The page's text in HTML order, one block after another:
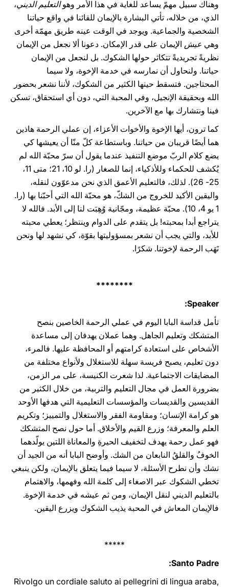
وهناك سبيل مهمّ يساعد للغاية في هذا الأمر وهوالتعليم الديني،
الذي، من خلاله، تأتي البشارة بالإيمان للقائنا في واقع حياتنا
الشخصية والجماعية. ويوجد في الوقت عينه طريق مهمّة أخرى
وهي عيش الإيمان على قدر الإمكان. دعونا ألا نجعل من الإيمان
نظريةً تجريديةً تتكاثر حولها الشكوك. بل لنجعل من الإيمان
حياتنا. ولنحاول أن نمارسه في خدمة الإخوة، ولا سيما
المحتاجين. فتسقط حينها الكثير من الشكوك، لأننا نشعر بحضور
الله وبحقيقة الإنجيل، وفي المحبة التي، دون أي استحقاق، تسكن
فينا ونتشارك بها مع الآخرين.
كما ترون، أيها الإخوة والأخوات الأعزاء، إن عملي الرحمة هاذين
هما أيضًا قريبان من حياتنا. وباستطاعة كلّ منّا أن يعيشها كي
يضع كلام الربّ موضع التنفيذ عندما يقول أن سرّ محبّة الله لم
يُكشف للحكماء وللأذكياء، إنما للصغار (را. لو 10، 21؛ متى 11،
25- 26). لذلك، فالتعليم الأعمق الذي نحن مدعوّون لنقله،
واليقين الأكيد للخروج من الشكّ، هو محبّة الله التي أحبّنا بها (را.
1 يو 4، 10). محبّة عظيمة، ومجّانية وُهِبَت لنا إلى الأبد. فالله لا
يتراجع أبدا بمحبته! بل يتقدم على الدوام وينتظر؛ يعطي محبته
للأبد، والتي يجب أن نشعر بمسؤوليتها بقوّة، كي نشهد لها ونحن
نَهَب الرحمة لإخوتنا. شكرًا.
********
Speaker:
تأمل قداسة البابا اليوم في عملي الرحمة الخاصين بنصح
المتشكك وتعليم الجاهل. وهما عملان يهدفان إلى ‏مساعدة
‏الأشخاص على استعادة كرامتهم أو المحافظة عليها. فالمرء،
دون تعليم، يصبح فريسة سهلة للاستغلال ‏ولأنواع مختلفة من
‏المضايقات الاجتماعية. لذا شعرت الكنيسة، على مر الزمن،
بضرورة العمل في مجال التعليم ‏والتربية، من خلال الكثير من
‏القديسين والقديسات والمؤسسات التعليمية التي هدفها الأوحد
هو كرامة الإنسان؛ ‏ومقاومة الفقر والاستغلال والتمييز؛ وتكريم
العلم ‏والمعرفة؛ وزرع القيم والأخلاق. أما حول نصح المتشكك
فهو عمل ‏رحمة يهدف لتخفيف الحيرةِ والمعاناة اللتين يولّدهما
الخوفُ ‏والقلقُ النابعان من الشك. وأوضح البابا أنه من ‏الجيد أن
نشك وأن نطرح الأسئلة، لا سيما فيما يتعلق بالإيمان، ولكن ينبغي
‏تخطي الشكوك عبر الاصغاء إلى ‏كلمة الله وفهمها، والاهتمام
بالتعليم الديني لنقل الإيمان، ومن ثم عيشه في خدمة الإخوة.
‏فالإيمان المعاش في ‏المحبة يذيب الشكوك ويزرع اليقين.
*****
Santo Padre:
Rivolgo un cordiale saluto ai pellegrini di lingua araba,